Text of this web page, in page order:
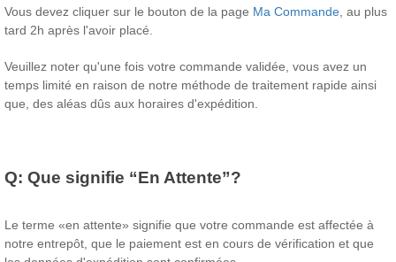
Vous devez cliquer sur le bouton de la page Ma Commande , au plus
tard 2h après l'avoir placé.
Veuillez noter qu'une fois votre commande validée, vous avez un
temps limité en raison de notre méthode de traitement rapide ainsi
que, des aléas dûs aux horaires d'expédition.
Q: Que signifie “En Attente”?
Le terme «en attente» signifie que votre commande est affectée à
notre entrepôt, que le paiement est en cours de vérification et que